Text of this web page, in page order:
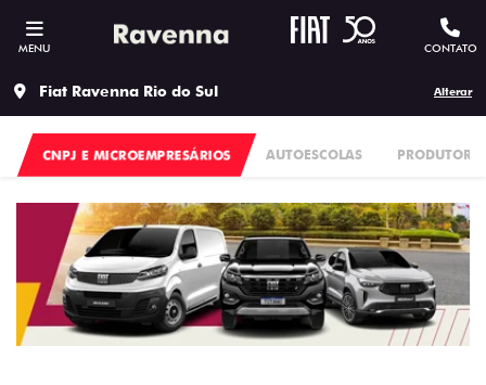
MENU CONTATO
Fiat Ravenna Rio do Sul Alterar
CNPJ E MICROEMPRESÁRIOS AUTOESCOLAS